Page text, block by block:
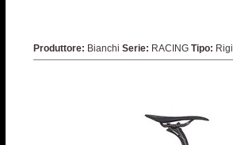
Produttore: Bianchi Serie: RACING Tipo: